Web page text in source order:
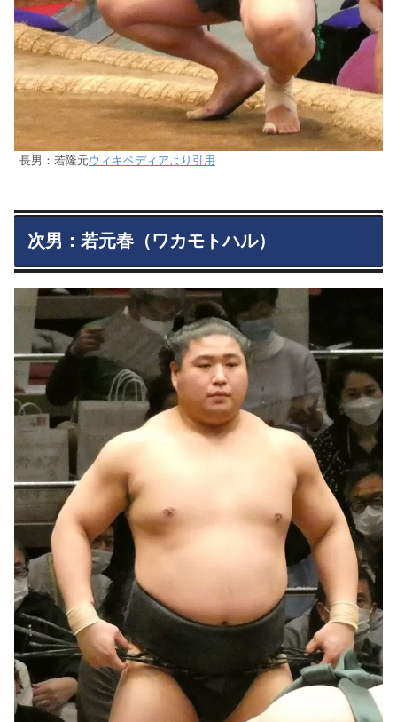
長男：若隆元ウィキペディアより引用
次男：若元春（ワカモトハル）